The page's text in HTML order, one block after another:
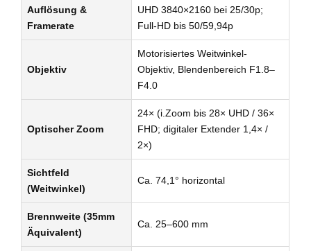
Auflösung &
Framerate
UHD 3840×2160 bei 25/30p;
Full-HD bis 50/59,94p
Objektiv
Motorisiertes Weitwinkel-
Objektiv, Blendenbereich F1.8–
F4.0
Optischer Zoom
24× (i.Zoom bis 28× UHD / 36×
FHD; digitaler Extender 1,4× /
2×)
Sichtfeld
(Weitwinkel)
Ca. 74,1° horizontal
Brennweite (35mm
Äquivalent)
Ca. 25–600 mm